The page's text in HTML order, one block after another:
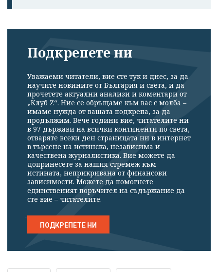
Подкрепете ни
Уважаеми читатели, вие сте тук и днес, за да
научите новините от България и света, и да
прочетете актуални анализи и коментари от
„Клуб Z“. Ние се обръщаме към вас с молба –
имаме нужда от вашата подкрепа, за да
продължим. Вече години вие, читателите ни
в 97 държави на всички континенти по света,
отваряте всеки ден страницата ни в интернет
в търсене на истинска, независима и
качествена журналистика. Вие можете да
допринесете за нашия стремеж към
истината, неприкривана от финансови
зависимости. Можете да помогнете
единственият поръчител на съдържание да
сте вие – читателите.
ПОДКРЕПЕТЕ НИ